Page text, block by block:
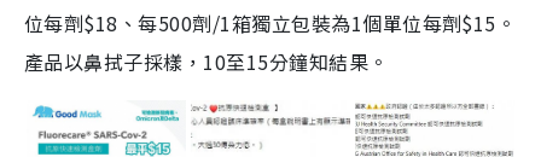
位每劑$18、每500劑/1箱獨立包裝為1個單位每劑$15。
產品以鼻拭子採樣，10至15分鐘知結果。